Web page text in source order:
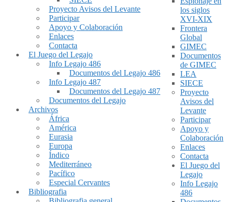
Proyecto Avisos del Levante
Participar
Apoyo y Colaboración
Enlaces
Contacta
El Juego del Legajo
Info Legajo 486
Documentos del Legajo 486
Info Legajo 487
Documentos del Legajo 487
Documentos del Legajo
Archivos
África
América
Eurasia
Europa
Índico
Mediterráneo
Pacífico
Especial Cervantes
Bibliografia
los siglos
XVI-XIX
Frontera
Global
GIMEC
Documentos
de GIMEC
LEA
SIECE
Proyecto
Avisos del
Levante
Participar
Apoyo y
Colaboración
Enlaces
Contacta
El Juego del
Legajo
Info Legajo
486